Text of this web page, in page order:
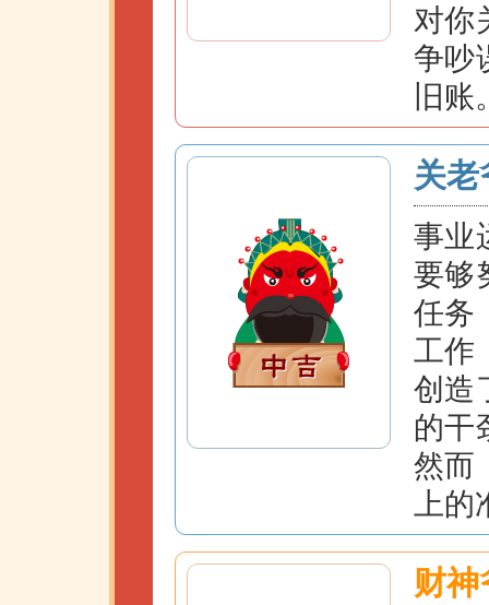
对你
争吵
旧账
关老
事业
要够
任务
工作
创造
的干
然而
上
财神